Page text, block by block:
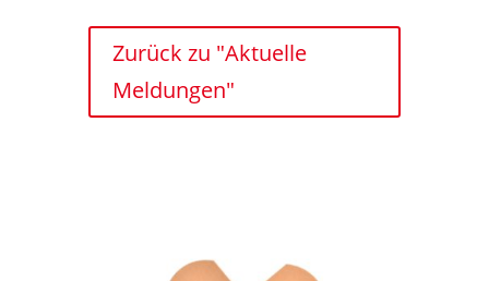
Zurück zu "Aktuelle
Meldungen"